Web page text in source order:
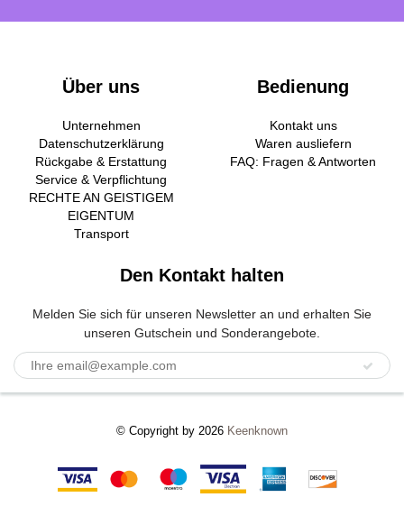
Über uns
Unternehmen
Datenschutzerklärung
Rückgabe & Erstattung
Service & Verpflichtung
RECHTE AN GEISTIGEM
EIGENTUM
Transport
Bedienung
Kontakt uns
Waren ausliefern
FAQ: Fragen & Antworten
Den Kontakt halten
Melden Sie sich für unseren Newsletter an und erhalten Sie
unseren Gutschein und Sonderangebote.
© Copyright by 2026 Keenknown